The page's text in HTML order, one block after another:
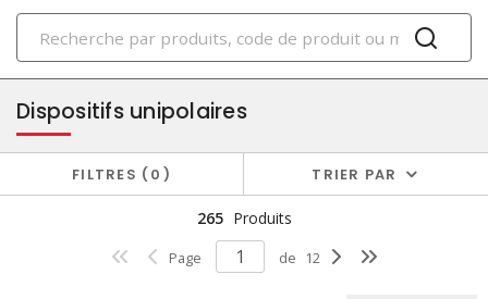
PRODUITS
fiches et connecteurs
Dispositifs unipolaires
FILTRES 0 TRIER PAR
265 Produits
Page de 12